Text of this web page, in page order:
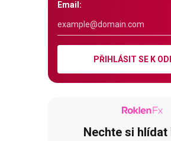
Email:
PŘIHLÁSIT SE K
Nechte si hlídat